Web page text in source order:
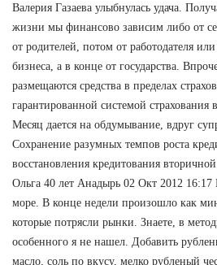
Валерия Газаева улыбнулась удача.
жизни мы финансово зависим либо от
от родителей, потом от работодателя
бизнеса, а в конце от государства.
размещаются средства в пределах
гарантированной системой страхования
Месяц дается на обдумывание, вдруг
Сохранение разумных темпов роста
восстановления кредитования
Ольга 40 лет Анадырь 02 Окт 2012 16:17
море. В конце недели произошло как
которые потрясли рынки. Знаете, в
особенного я не нашел. Добавить
масло, соль по вкусу, мелко рубленый